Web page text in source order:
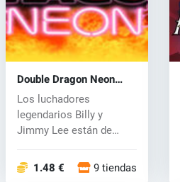
Double Dragon Neon
(PC) CD key
Los luchadores
legendarios Billy y
Jimmy Lee están de
1.48 € 9 tiendas